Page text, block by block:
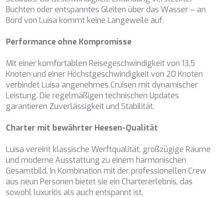
Buchten oder entspanntes Gleiten über das Wasser – an
Bord von Luisa kommt keine Langeweile auf.
Performance ohne Kompromisse
Mit einer komfortablen Reisegeschwindigkeit von 13,5
Knoten und einer Höchstgeschwindigkeit von 20 Knoten
verbindet Luisa angenehmes Cruisen mit dynamischer
Leistung. Die regelmäßigen technischen Updates
garantieren Zuverlässigkeit und Stabilität.
Charter mit bewährter Heesen-Qualität
Luisa vereint klassische Werftqualität, großzügige Räume
und moderne Ausstattung zu einem harmonischen
Gesamtbild. In Kombination mit der professionellen Crew
aus neun Personen bietet sie ein Chartererlebnis, das
sowohl luxuriös als auch entspannt ist.
ETHNA
FARANDWIDE
FATSA
FIORENTE
FREE SOUL
FREEBIRD
FREEDOM
FREEDOM
FRIENDSHIP
GATSBY
GENNY
GLASAX
GRACE
GRAYONE